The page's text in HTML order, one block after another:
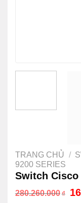
TRANG CHỦ /
9200 SERIES
Switch Cisco
280.260.000 ₫